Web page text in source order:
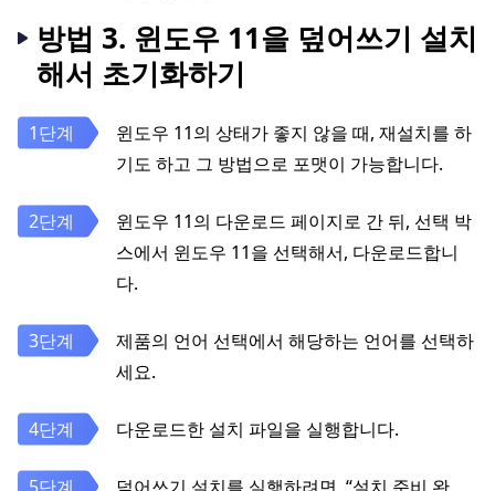
방법 3. 윈도우 11을 덮어쓰기 설치
해서 초기화하기
윈도우 11의 상태가 좋지 않을 때, 재설치를 하
기도 하고 그 방법으로 포맷이 가능합니다.
윈도우 11의 다운로드 페이지로 간 뒤, 선택 박
스에서 윈도우 11을 선택해서, 다운로드합니
다.
제품의 언어 선택에서 해당하는 언어를 선택하
세요.
다운로드한 설치 파일을 실행합니다.